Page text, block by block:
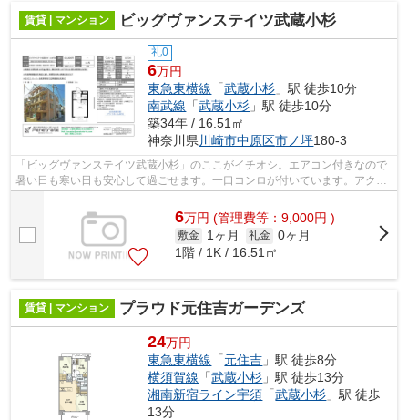
賃貸 | マンション ビッグヴァンステイツ武蔵小杉
礼0
6万円
東急東横線 「武蔵小杉 」駅 徒歩10分
南武線 「武蔵小杉 」駅 徒歩10分
築34年 / 16.51㎡
神奈川県 川崎市中原区市ノ坪180-3
「ビッグヴァンステイツ武蔵小杉」のここがイチオシ。エアコン付きなので
暑い日も寒い日も安心して過ごせます。一口コンロが付いています。アクセ
スの良い徒歩10分の物件です。お住ま...
6万円 (管理費等：9,000円 )
敷金 1ヶ月 礼金 0ヶ月
1階 / 1K / 16.51㎡
賃貸 | マンション プラウド元住吉ガーデンズ
24万円
東急東横線 「元住吉 」駅 徒歩8分
横須賀線 「武蔵小杉 」駅 徒歩13分
湘南新宿ライン宇須 「武蔵小杉 」駅 徒歩
13分